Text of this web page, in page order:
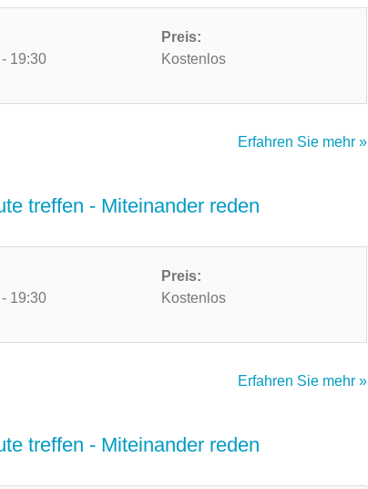
19:30
Preis:
Kostenlos
Erfahren Sie mehr »
treffen - Miteinander reden
19:30
Preis:
Kostenlos
Erfahren Sie mehr »
treffen - Miteinander reden